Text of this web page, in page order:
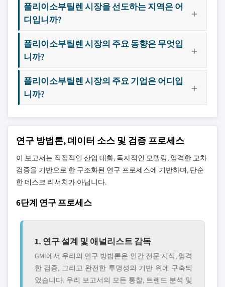
폴리이소부틸렌 시장을 선도하는 지역은 어
디입니까?
폴리이소부틸렌 시장의 주요 동향은 무엇입
니까?
폴리이소부틸렌 시장의 주요 기업은 어디입
니까?
연구 방법론, 데이터 소스 및 검증 프로세스
이 보고서는 직접적인 산업 대화, 독자적인 모델링, 엄격한 교차
검증을 기반으로 한 구조화된 연구 프로세스에 기반하며, 단순
한 데스크 리서치가 아닙니다.
6단계 연구 프로세스
1. 연구 설계 및 애널리스트 감독
GMI에서 우리의 연구 방법론은 인간 전문 지식, 엄격
한 검증, 그리고 완전한 투명성의 기반 위에 구축되
었습니다. 우리 보고서의 모든 통찰, 트렌드 분석 및